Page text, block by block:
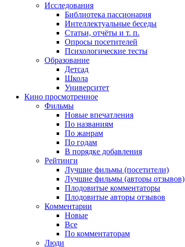
Исследования
Библиотека пассионария
Интеллектуальные беседы
Статьи, отчёты и т. п.
Опросы посетителей
Психологические тесты
Образование
Детсад
Школа
Университет
Кино просмотренное
Фильмы
Новые впечатления
По названиям
По жанрам
По годам
В порядке добавления
Рейтинги
Лучшие фильмы (посетители)
Лучшие фильмы (авторы отзывов)
Плодовитые комментаторы
Плодовитые авторы отзывов
Комментарии
Новые
Все
По комментаторам
Люди